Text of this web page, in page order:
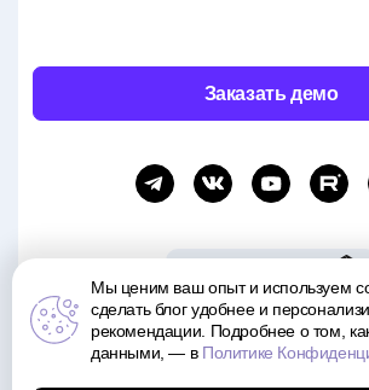
Заказать демо
Все права и материалы принадлежат Motivity. Копирование и
возможно только с указанием
Мы ценим ваш опыт и используем
сделать блог удобнее и
рекомендации. Подробнее о том,
данными, — в Политике